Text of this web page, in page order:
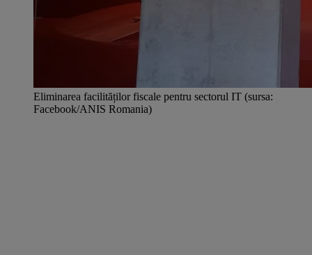
Eliminarea facilităților fiscale pentru sectorul IT (sursa:
Facebook/ANIS Romania)